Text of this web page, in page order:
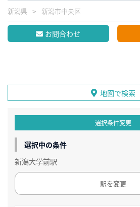
新潟県 新潟市中央区
お問合わせ
地図で検索
選択条件変更
選択中の条件
新潟大学前駅
駅を変更